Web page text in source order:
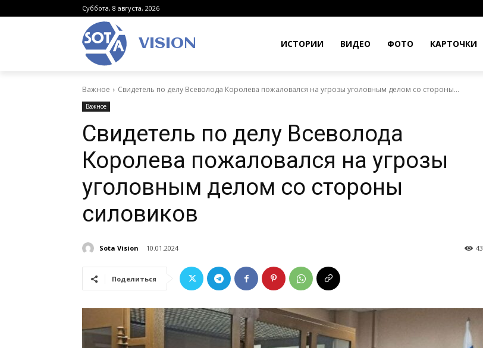
Суббота, 8 августа, 2026
VISION ИСТОРИИ ВИДЕО ФОТО КАРТОЧКИ
Важное Свидетель по делу Всеволода Королева пожаловался на угрозы уголовным делом со стороны...
Важное
Свидетель по делу Всеволода
Королева пожаловался на угрозы
уголовным делом со стороны
силовиков
Sota Vision 10.01.2024 43
Поделиться